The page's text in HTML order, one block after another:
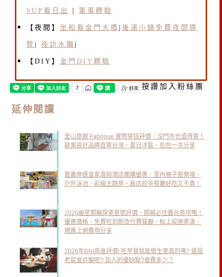
SUP看日出 軍事體驗
【夜間】 坐船看金門大橋 後浦小鎮免費夜間導
覽 夜訪水獺
【DIY】 金門DIY體驗
按讚加入粉絲團
延伸閱讀
釜山旅遊 Fabrique 實際穿搭評價｜沒門市也值得買！
歐美設計品牌直寄台灣，夏日洋裝、包包一次分享
嘉義樂億皇家渡假酒店團購優惠｜室內親子遊樂場、
戶外泳池、彩繪主題房，飯店飲茶餐廳好吃又不貴！
2026麗星郵輪探索星號評價，開箱必住露台房攻略！
優惠價格、免費吃到飽及付費餐廳、船上設施表演、
網路上網費用分享
2026年BNI商會評價| 吃早餐就能做生意真的嗎? 還是
老鼠會詐騙呢? 加入的優缺點?會費多少？